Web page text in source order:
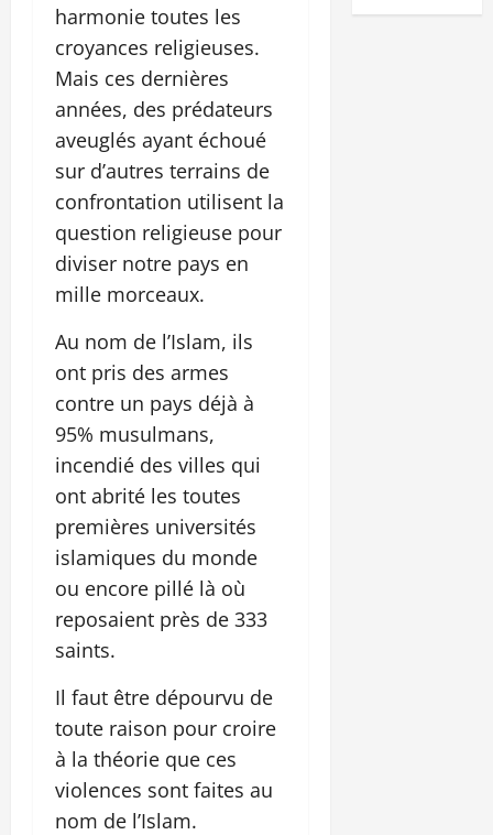
harmonie toutes les
croyances religieuses.
Mais ces dernières
années, des prédateurs
aveuglés ayant échoué
sur d’autres terrains de
confrontation utilisent la
question religieuse pour
diviser notre pays en
mille morceaux.
Au nom de l’Islam, ils
ont pris des armes
contre un pays déjà à
95% musulmans,
incendié des villes qui
ont abrité les toutes
premières universités
islamiques du monde
ou encore pillé là où
reposaient près de 333
saints.
Il faut être dépourvu de
toute raison pour croire
à la théorie que ces
violences sont faites au
nom de l’Islam.